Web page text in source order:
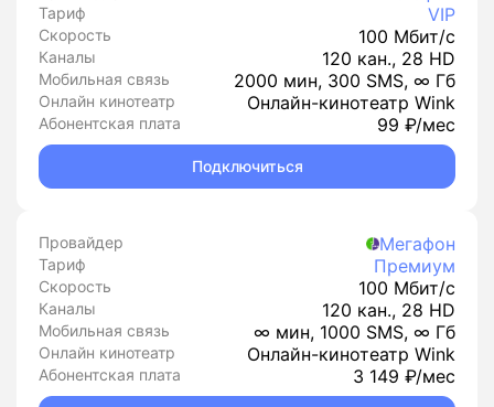
Тариф VIP
Скорость 100 Мбит/с
Каналы 120 кан., 28 HD
Мобильная связь 2000 мин, 300 SMS, ∞ Гб
Онлайн кинотеатр Онлайн-кинотеатр Wink
Абонентская плата 99 ₽/мес
Подключиться
Провайдер Мегафон
Тариф Премиум
Скорость 100 Мбит/с
Каналы 120 кан., 28 HD
Мобильная связь ∞ мин, 1000 SMS, ∞ Гб
Онлайн кинотеатр Онлайн-кинотеатр Wink
Абонентская плата 3 149 ₽/мес